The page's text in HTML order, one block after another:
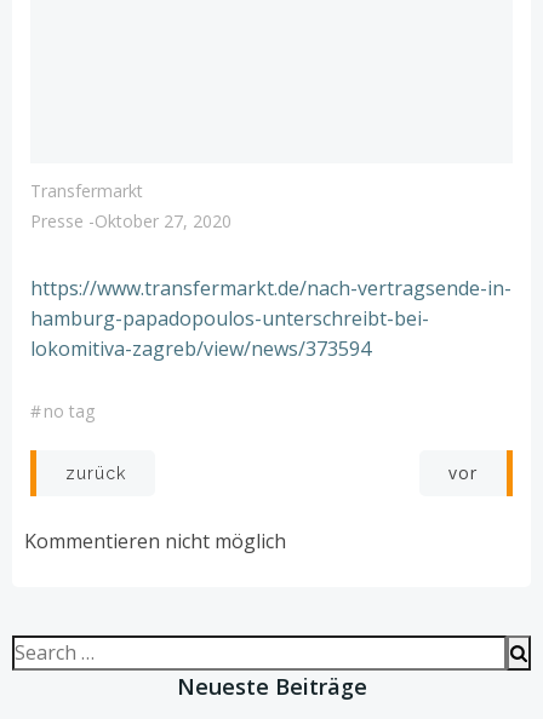
Transfermarkt
Presse -Oktober 27, 2020
https://www.transfermarkt.de/nach-vertragsende-in-
hamburg-papadopoulos-unterschreibt-bei-
lokomitiva-zagreb/view/news/373594
#no tag
Post
navigation
zurück
navigation
vor
Kommentieren nicht möglich
Search
for:
Neueste Beiträge